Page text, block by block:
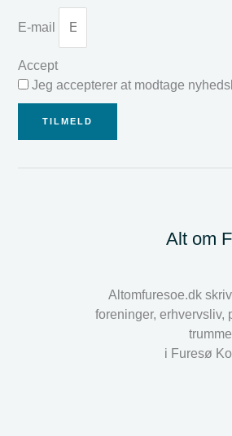
E-mail
Accept
Jeg accepterer at modtage
TILMELD
Alt om
Altomfuresoe.dk
foreninger, erhvervsliv,
i Furesø